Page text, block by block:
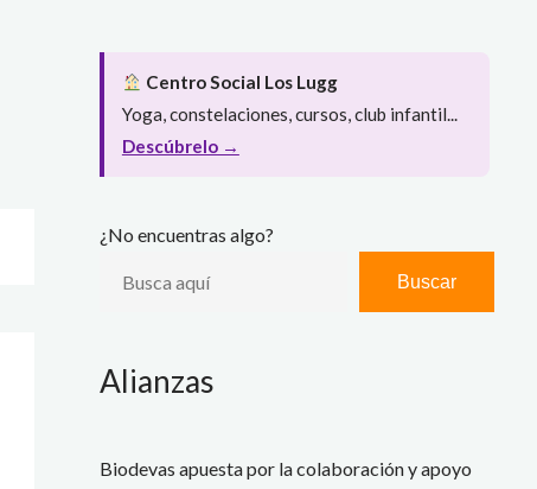
Centro Social Los Lugg
Yoga, constelaciones, cursos, club infantil...
Descúbrelo →
¿No encuentras algo?
Buscar
Alianzas
Biodevas apuesta por la colaboración y apoyo